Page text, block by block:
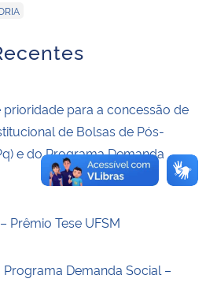
para a concessão de
de Bolsas de Pós-
e do Programa Demanda
Tese UFSM
Demanda Social –